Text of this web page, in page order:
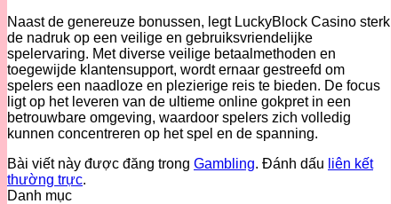
Naast de genereuze bonussen, legt LuckyBlock Casino sterk
de nadruk op een veilige en gebruiksvriendelijke
spelervaring. Met diverse veilige betaalmethoden en
toegewijde klantensupport, wordt ernaar gestreefd om
spelers een naadloze en plezierige reis te bieden. De focus
ligt op het leveren van de ultieme online gokpret in een
betrouwbare omgeving, waardoor spelers zich volledig
kunnen concentreren op het spel en de spanning.
Bài viết này được đăng trong Gambling. Đánh dấu liên kết
thường trực.
Danh mục